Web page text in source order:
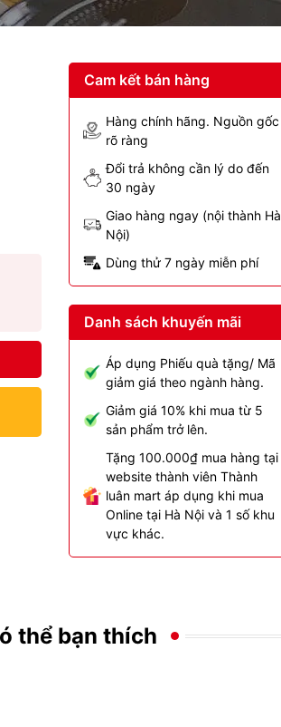
Cam kết bán hàng
Hàng chính hãng. Nguồn gốc
rõ ràng
Đổi trả không cần lý do đến
30 ngày
Giao hàng ngay (nội thành Hà
Nội)
Dùng thử 7 ngày miễn phí
Danh sách khuyến mãi
Áp dụng Phiếu quà tặng/ Mã
giảm giá theo ngành hàng.
Giảm giá 10% khi mua từ 5
sản phẩm trở lên.
Tặng 100.000₫ mua hàng tại
website thành viên Thành
luân mart áp dụng khi mua
Online tại Hà Nội và 1 số khu
vực khác.
thể bạn thích